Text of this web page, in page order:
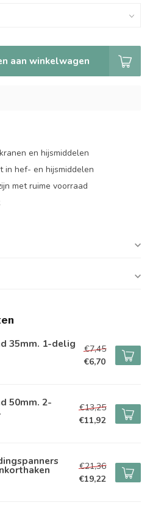
aan winkelwagen
en hijsmiddelen
in hef- en hijsmiddelen
met ruime voorraad
35mm. 1-delig
€7,45
€6,70
50mm. 2-
€13,25
€11,92
€21,36
€19,22